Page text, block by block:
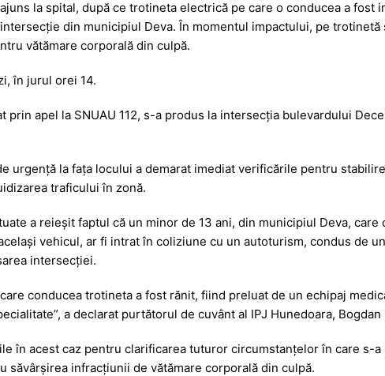
e
gr
a
m
s
s
a
g
e
ta
je
a
z
ă
la spital, după ce trotineta electrică pe care o conducea a
din municipiul Deva. În momentul impactului, pe trotinetă
vătămare corporală din culpă.
în jurul orei 14.
prin apel la SNUAU 112, s-a produs la intersecția bulevardului
urgență la fața locului a demarat imediat verificările pentru
traficului în zonă.
a reieșit faptul că un minor de 13 ani, din municipiul Deva,
vehicul, ar fi intrat în coliziune cu un autoturism, condus de
intersecției.
conducea trotineta a fost rănit, fiind preluat de un echipaj
a declarat purtătorul de cuvânt al IPJ Hunedoara, Bogdan
în acest caz pentru clarificarea tuturor circumstanțelor în care s-
săvârșirea infracțiunii de vătămare corporală din culpă.